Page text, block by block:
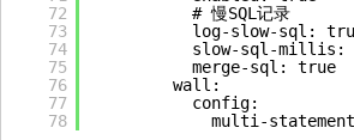
72
73
74
75
76
77
78
# 慢SQL记录
log-slow-sql:
slow-sql-millis:
merge-sql: true
wall:
config:
multi-